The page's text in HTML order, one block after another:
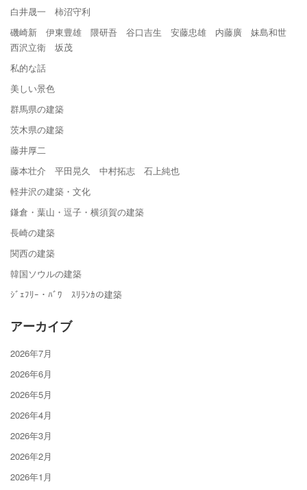
白井晟一 柿沼守利
磯崎新 伊東豊雄 隈研吾 谷口吉生 安藤忠雄 内藤廣 妹島和世
西沢立衛 坂茂
私的な話
美しい景色
群馬県の建築
茨木県の建築
藤井厚二
藤本壮介 平田晃久 中村拓志 石上純也
軽井沢の建築・文化
鎌倉・葉山・逗子・横須賀の建築
長崎の建築
関西の建築
韓国ソウルの建築
ｼﾞｪﾌﾘｰ・ﾊﾞﾜ ｽﾘﾗﾝｶの建築
アーカイブ
2026年7月
2026年6月
2026年5月
2026年4月
2026年3月
2026年2月
2026年1月